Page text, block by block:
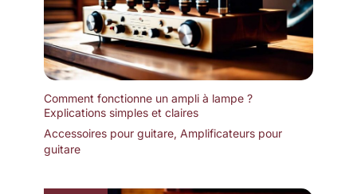
Comment fonctionne un ampli à lampe ?
Explications simples et claires
Accessoires pour guitare, Amplificateurs pour
guitare